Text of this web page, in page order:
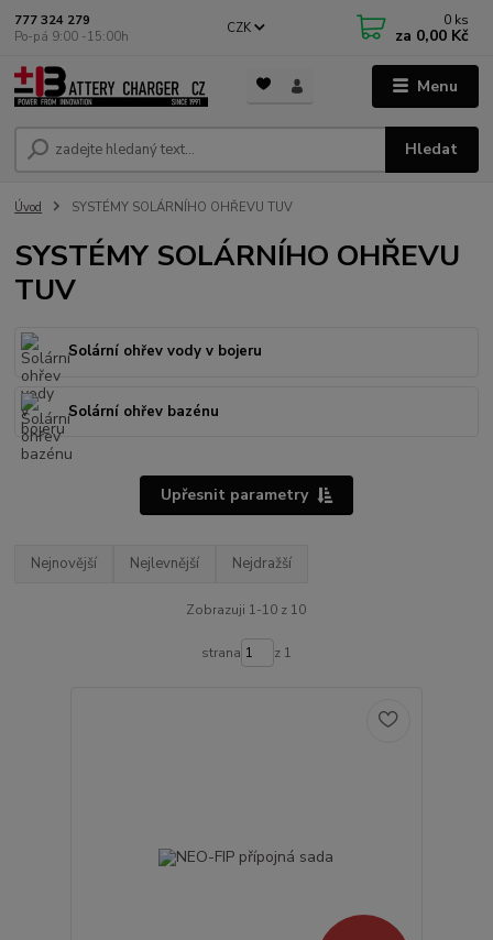
Menu
CZK
Hledat
777 324 279
Po-pá 9:00 -15:00h
0 ks
za 0,00 Kč
Úvod SYSTÉMY SOLÁRNÍHO OHŘEVU TUV
SYSTÉMY SOLÁRNÍHO OHŘEVU
TUV
Solární ohřev vody v bojeru
Solární ohřev bazénu
Upřesnit parametry
Nejnovější Nejlevnější Nejdražší
Zobrazuji 1-10 z 10
strana z 1